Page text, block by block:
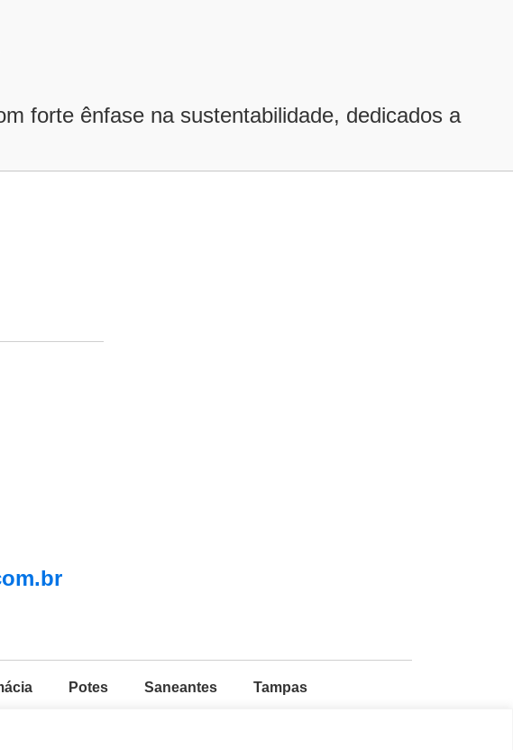
forte ênfase na sustentabilidade, dedicados a
Potes Saneantes Tampas